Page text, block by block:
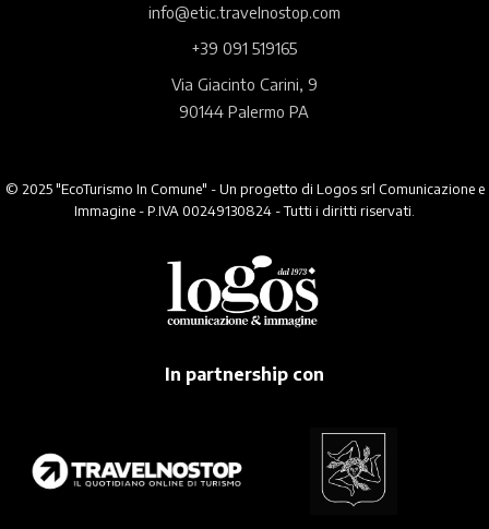
info@etic.travelnostop.com
+39 091 519165
Via Giacinto Carini, 9
90144 Palermo PA
© 2025 "EcoTurismo In Comune" - Un progetto di Logos srl Comunicazione e
Immagine - P.IVA 00249130824 - Tutti i diritti riservati.
In partnership con